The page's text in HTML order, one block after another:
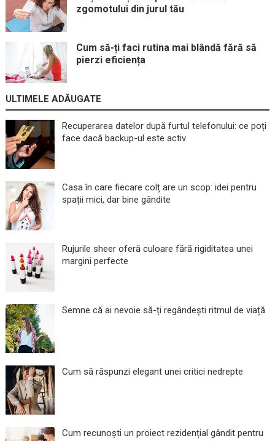
zgomotului din jurul tău
Cum să-ți faci rutina mai blândă fără să
pierzi eficiența
ULTIMELE ADĂUGATE
Recuperarea datelor după furtul telefonului: ce poți
face dacă backup-ul este activ
Casa în care fiecare colț are un scop: idei pentru
spații mici, dar bine gândite
Rujurile sheer oferă culoare fără rigiditatea unei
margini perfecte
Semne că ai nevoie să-ți regândești ritmul de viață
Cum să răspunzi elegant unei critici nedrepte
Cum recunoști un proiect rezidențial gândit pentru